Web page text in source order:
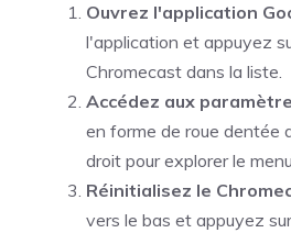
Ouvrez l'application
l'application et appuyez
Chromecast dans la liste.
Accédez aux
en forme de roue dentée
droit pour explorer le
Réinitialisez le
vers le bas et appuyez